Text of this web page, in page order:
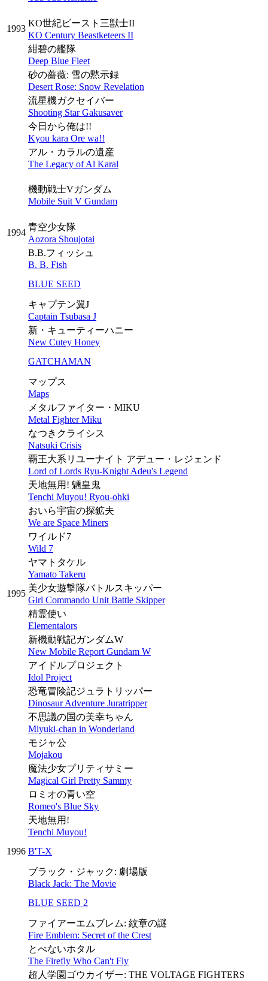
1993
KO世紀ビースト三獣士II
KO Century Beastketeers II
紺碧の艦隊
Deep Blue Fleet
砂の薔薇: 雪の黙示録
Desert Rose: Snow Revelation
流星機ガクセイバー
Shooting Star Gakusaver
今日から俺は!!
Kyou kara Ore wa!!
アル・カラルの遺産
The Legacy of Al Karal
機動戦士Vガンダム
Mobile Suit V Gundam
1994
青空少女隊
Aozora Shoujotai
B.B.フィッシュ
B. B. Fish
BLUE SEED
キャプテン翼J
Captain Tsubasa J
新・キューティーハニー
New Cutey Honey
GATCHAMAN
マップス
Maps
メタルファイター・MIKU
Metal Fighter Miku
なつきクライシス
Natsuki Crisis
覇王大系リユーナイト アデュー・レジェンド
Lord of Lords Ryu-Knight Adeu's Legend
天地無用! 魎皇鬼
Tenchi Muyou! Ryou-ohki
おいら宇宙の探鉱夫
We are Space Miners
ワイルド7
Wild 7
ヤマトタケル
Yamato Takeru
1995
美少女遊撃隊バトルスキッパー
Girl Commando Unit Battle Skipper
精霊使い
Elementalors
新機動戦記ガンダムW
New Mobile Report Gundam W
アイドルプロジェクト
Idol Project
恐竜冒険記ジュラトリッパー
Dinosaur Adventure Juratripper
不思議の国の美幸ちゃん
Miyuki-chan in Wonderland
モジャ公
Mojakou
魔法少女プリティサミー
Magical Girl Pretty Sammy
ロミオの青い空
Romeo's Blue Sky
天地無用!
Tenchi Muyou!
1996 B'T-X
ブラック・ジャック: 劇場版
Black Jack: The Movie
BLUE SEED 2
ファイアーエムブレム: 紋章の謎
Fire Emblem: Secret of the Crest
とべないホタル
The Firefly Who Can't Fly
超人学園ゴウカイザー: THE VOLTAGE FIGHTERS